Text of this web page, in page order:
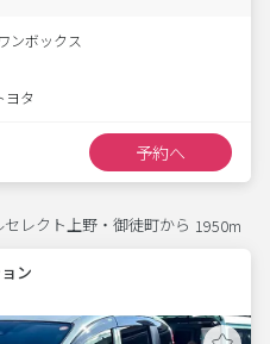
ンボックス
ヨタ
予約へ
レクト上野・御徒町から 1950m
ン